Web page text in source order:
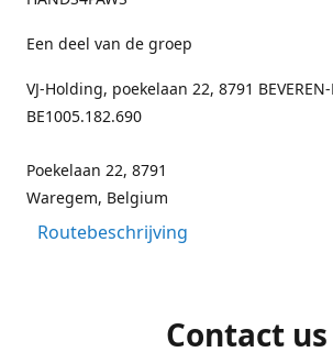
Een deel van de groep
VJ-Holding, poekelaan 22, 8791 BEVEREN-
BE1005.182.690
Poekelaan 22, 8791
Waregem, Belgium
Routebeschrijving
Contact us